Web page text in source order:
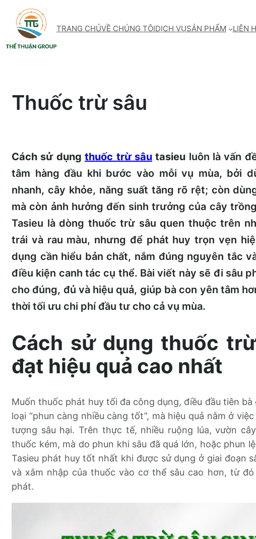
Skip
content
TRANG CHỦVỀ CHÚNG TÔIDỊCH VỤSẢN PHẨM LIÊN
Thuốc trừ sâu
Cách sử dụngthuốc trừ sâutasieu luôn là vấn
tâm hàng đầu khi bước vào mỗi vụ mùa, bởi
nhanh, cây khỏe, năng suất tăng rõ rệt; còn
mà còn ảnh hưởng đến sinh trưởng của cây
Tasieu là dòng thuốc trừ sâu quen thuộc trên
trái và rau màu, nhưng để phát huy trọn vẹn
dụng cần hiểu bản chất, nắm đúng nguyên tắc
điều kiện canh tác cụ thể. Bài viết này sẽ đi sâu
cho đúng, đủ và hiệu quả, giúp bà con yên tâm
thời tối ưu chi phí đầu tư cho cả vụ mùa.
Cách sử dụng thuốc
đạt hiệu quả cao nhất
Muốn thuốc phát huy tối đa công dụng, điều đầu tiên bà
loại “phun càng nhiều càng tốt”, mà hiệu quả nằm ở
tượng sâu hại. Trên thực tế, nhiều ruộng lúa, vườn
thuốc kém, mà do phun khi sâu đã quá lớn, hoặc phun
Tasieu phát huy tốt nhất khi được sử dụng ở giai đoạn
và xâm nhập của thuốc vào cơ thể sâu cao hơn, từ
phát.